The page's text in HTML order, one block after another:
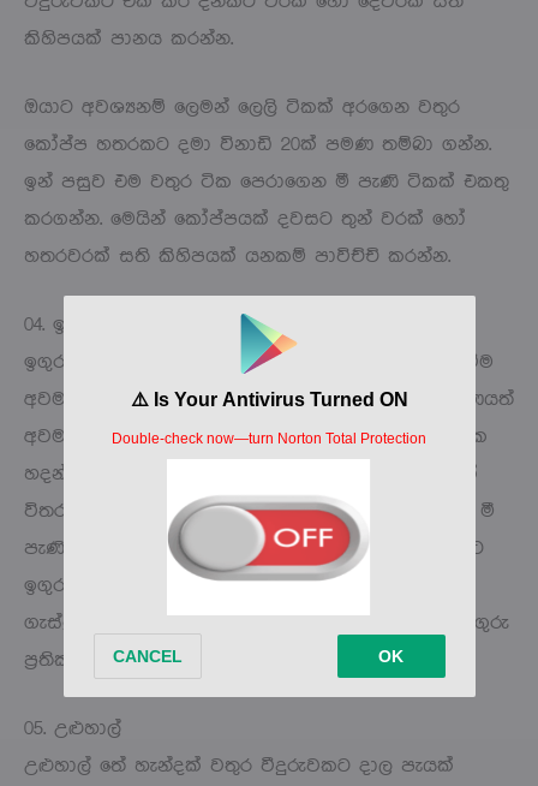
කිහිපයක් පානය කරන්න.
ඔයාට අවශ්‍යනම් ලෙමන් ලෙලි ටිකක් අරගෙන වතුර
කෝප්ප හතරකට දමා විනාඩි 20ක් පමණ තම්බා ගන්න.
ඉන් පසුව එම වතුර ටික පෙරාගෙන මී පැණි ටිකක් එකතු
කරගන්න. මෙයින් කෝප්පයක් දවසට තුන් වරක් හෝ
හතරවරක් සති කිහිපයක් යනකම් පාවිච්චි කරන්න.
04. ඉගුරු
ඉගුරු මගින් රුධිරවාහිනී වල මේද කොටස් තැන්පත්වීම
අවම කරනවා වගේම ශරීරයේ කොලෙස්ටරෝල් ප්‍රමාණයත්
අවම කරනවා. ගාගත් ඉගුරු තේ හැන්දක් දාල තේ එක
හදන්න. ඉගුරු ටික හොඳින් පෙගෙනකන් විනාඩි පහක්
විතර තියෙන්න හරින්න. ඊට පස්සේ එක පෙරලා අරන් මී
පැණි පොඞ්ඩක් එකතු කරලා බොන්න ගන්න. හිස් බඩට
ඉගුරු කෑල්ලක් කන එකත් හොඳයි. නමුත් ඔයාට
ගැස්ට්‍රයිටීස් හෝ පිත්තාශයේ ආබාධ තියෙනවා නම් ඉගුරු
ප්‍රතිකාර ඒ තරම් සුදුසු වෙන්නේ නැහැ.
05. උළුහාල්
උළුහාල් තේ හැන්දක් වතුර වීදුරුවකට දාල පැයක්